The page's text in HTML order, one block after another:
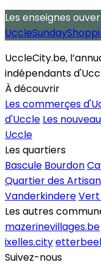
Les enseignes
UccleCity.be,
indépendants
À découvrir
Les commerçes
d'Uccle Les
Uccle
Les quartiers
Bascule Bourdon
Quartier des
VanderkindereVert
Les autres
mazerinevillages.be
ixelles.city
Suivez-nous